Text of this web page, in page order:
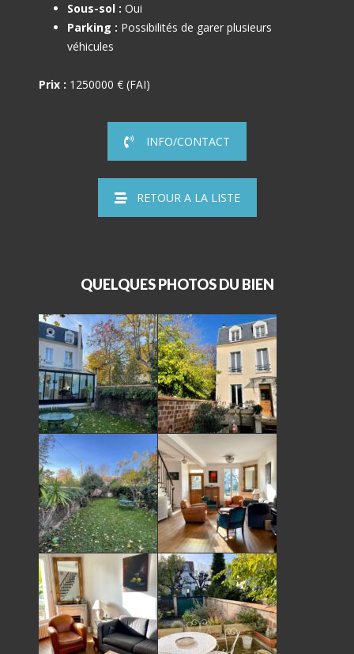
Sous-sol : Oui
Parking : Possibilités de garer plusieurs
véhicules
Prix : 1250000 € (FAI)
INFO/CONTACT
RETOUR A LA LISTE
QUELQUES PHOTOS DU BIEN